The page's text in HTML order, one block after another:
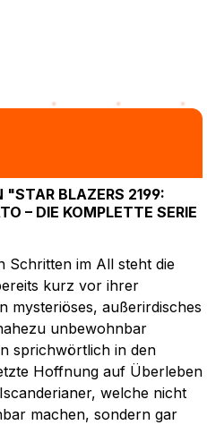
"STAR BLAZERS 2199:
– DIE KOMPLETTE SERIE
Schritten im All steht die
kurz vor ihrer
mysteriöses, außerirdisches
unbewohnbar
sprichwörtlich in den
Hoffnung auf Überleben
welche nicht
machen, sondern gar